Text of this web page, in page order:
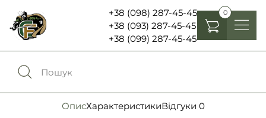
+38 (098) 287-45-45
+38 (093) 287-45-45
+38 (099) 287-45-45
0
Порівняння0
ОписХарактеристикиВідгуки 0